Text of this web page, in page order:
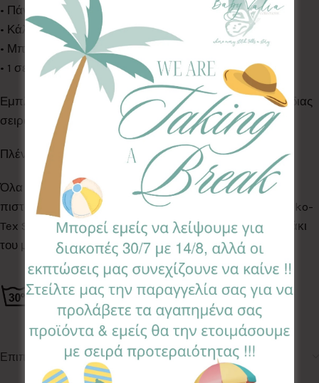
• Πάνα αγκαλιάς (65*65)
• Κάλυμμα αλλαγής πάνας (50*70)
• Μπουρνουζάκι κάπα (70*70)
• 1 σετ 1st Year Baby Cards
Εμπλουτίστε το set σας με τα υπόλοιπα προϊόντα της ίδιας
σειράς.
Πλένονται ολα στο πλυντήριο ρούχων στους 30°C
Όλα τα Υφάσματα της συλλογής μας είναι ελεγμένα &
πιστοποιημένα για βλαβερές ουσίες σύμφωνα με το Oeko-
Tex Standard 100, κατάλληλα για το ευαίσθητο δερματάκι
του μωρού σας.
Επιπλέον πληροφορίες